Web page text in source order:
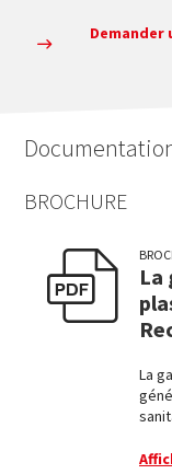
Demander
BROCHURE
La
La